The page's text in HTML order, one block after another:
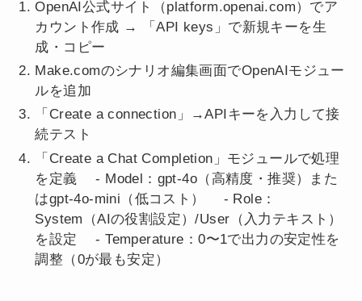
OpenAI公式サイト（platform.openai.com）でア
カウント作成 → 「API keys」で新規キーを生
成・コピー
Make.comのシナリオ編集画面でOpenAIモジュー
ルを追加
「Create a connection」→APIキーを入力して接
続テスト
「Create a Chat Completion」モジュールで処理
を定義 - Model：gpt-4o（高精度・推奨）また
はgpt-4o-mini（低コスト） - Role：
System（AIの役割設定）/User（入力テキスト）
を設定 - Temperature：0〜1で出力の安定性を
調整（0が最も安定）